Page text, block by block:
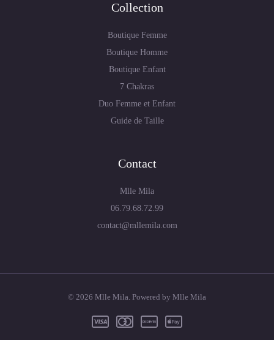
Collection
Boutique Femme
Boutique Homme
Boutique Enfant
7 Chakras
Duo Femme et Enfant
Guide de Taille
Contact
Mlle Mila
06.79.68.72.99
contact@mllemila.com
© 2026 Mlle Mila. Powered by Mlle Mila